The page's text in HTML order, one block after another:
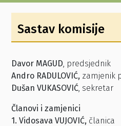
Sastav komisije
Davor MAGUD, predsjednik
Andro RADULOVIĆ, zamjenik
Dušan VUKASOVIĆ, sekretar
Članovi i zamjenici
1. Vidosava VUJOVIĆ, članica